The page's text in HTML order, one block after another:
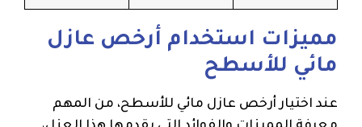
مميزات استخدام أرخص عازل
مائي للأسطح
عند اختيار أرخص عازل مائي للأسطح، من المهم